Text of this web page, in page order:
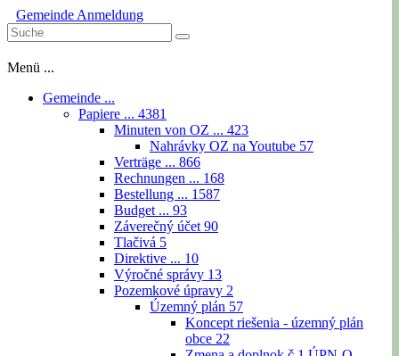
Gemeinde Anmeldung
Menü ...
Gemeinde ...
Papiere ... 4381
Minuten von OZ ... 423
Nahrávky OZ na Youtube 57
Verträge ... 866
Rechnungen ... 168
Bestellung ... 1587
Budget ... 93
Záverečný účet 90
Tlačivá 5
Direktive ... 10
Výročné správy 13
Pozemkové úpravy 2
Územný plán 57
Koncept riešenia - územný plán
obce 22